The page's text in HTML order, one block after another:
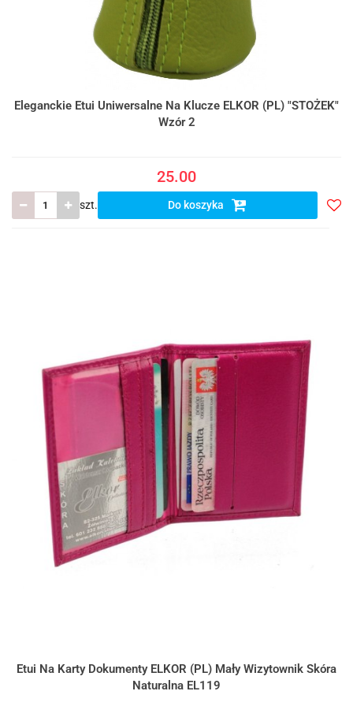
Eleganckie Etui Uniwersalne Na Klucze ELKOR (PL) "STOŻEK"
Wzór 2
25.00
szt. Do koszyka
Etui Na Karty Dokumenty ELKOR (PL) Mały Wizytownik Skóra
Naturalna EL119